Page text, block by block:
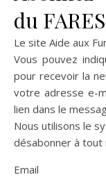
du FARES
Le site Aide aux
Vous pouvez
pour recevoir la
votre adresse e-
lien dans le
Nous utilisons le
désabonner à tout
Email